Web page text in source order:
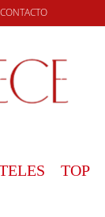
CONTACTO
TOP